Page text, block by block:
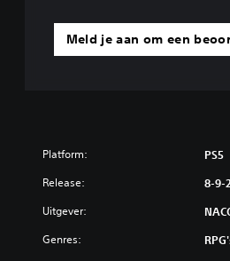
Meld je aan om een
Platform: PS5
Release: 8-9-
Uitgever:
Genres: